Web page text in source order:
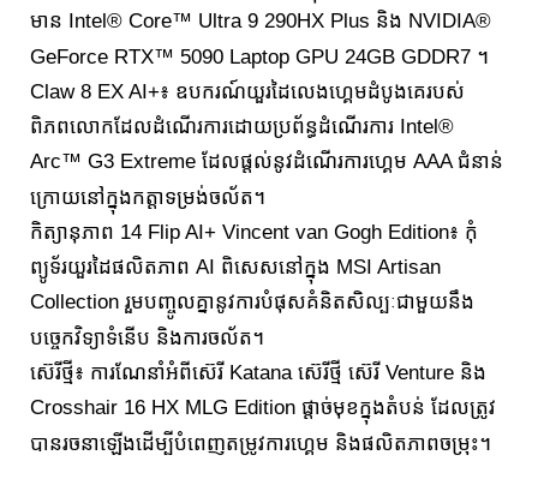
មាន Intel® Core™ Ultra 9 290HX Plus និង NVIDIA®
GeForce RTX™ 5090 Laptop GPU 24GB GDDR7 ។
Claw 8 EX AI+៖ ឧបករណ៍យួរដៃលេងហ្គេមដំបូងគេរបស់
ពិភពលោកដែលដំណើរការដោយប្រព័ន្ធដំណើរការ Intel®
Arc™ G3 Extreme ដែលផ្តល់នូវដំណើរការហ្គេម AAA ជំនាន់
ក្រោយនៅក្នុងកត្តាទម្រង់ចល័ត។
កិត្យានុភាព 14 Flip AI+ Vincent van Gogh Edition៖ កុំ
ព្យូទ័រយួរដៃផលិតភាព AI ពិសេសនៅក្នុង MSI Artisan
Collection រួមបញ្ចូលគ្នានូវការបំផុសគំនិតសិល្បៈជាមួយនឹង
បច្ចេកវិទ្យាទំនើប និងការចល័ត។
ស៊េរីថ្មី៖ ការណែនាំអំពីស៊េរី Katana ស៊េរីថ្មី ស៊េរី Venture និង
Crosshair 16 HX MLG Edition ផ្តាច់មុខក្នុងតំបន់ ដែលត្រូវ
បានរចនាឡើងដើម្បីបំពេញតម្រូវការហ្គេម និងផលិតភាពចម្រុះ។